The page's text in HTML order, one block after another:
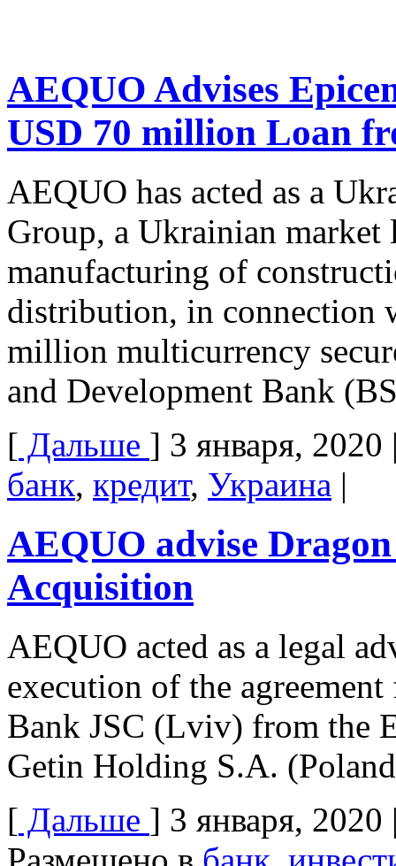
AEQUO Advises
USD 70 million Loan
AEQUO has acted as a
Group, a Ukrainian market
manufacturing of
distribution, in connection
million multicurrency
and Development Bank
[ Дальше ] 3 января, 2020
банк, кредит, Украина |
AEQUO advise
Acquisition
AEQUO acted as a legal
execution of the
Bank JSC (Lviv) from the
Getin Holding S.A.
[ Дальше ] 3 января, 2020